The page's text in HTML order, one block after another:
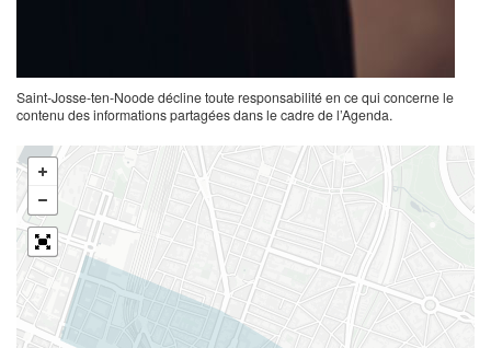
Saint-Josse-ten-Noode décline toute responsabilité en ce qui concerne le
contenu des informations partagées dans le cadre de l’Agenda.